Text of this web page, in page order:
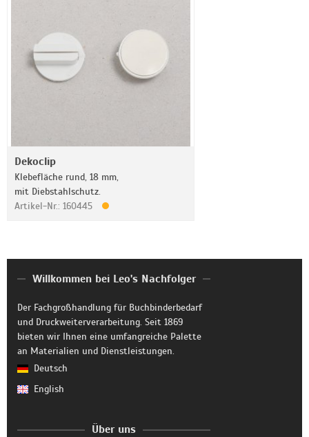
Dekoclip
Klebefläche rund, 18 mm,
mit Diebstahlschutz.
Artikel-Nr.: 160445
Willkommen bei Leo's Nachfolger
Der Fachgroßhandlung für Buchbinderbedarf
und Druckweiterverarbeitung. Seit 1869
bieten wir Ihnen eine umfangreiche Palette
an Materialien und Dienstleistungen.
Deutsch
English
Über uns